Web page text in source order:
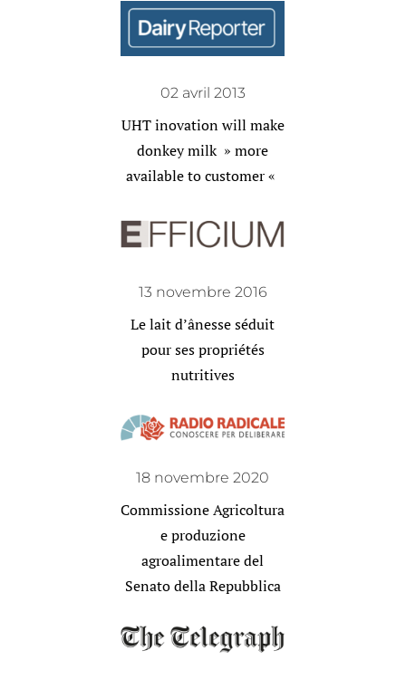
02 avril 2013
UHT inovation will make
donkey milk » more
available to customer «
13 novembre 2016
Le lait d’ânesse séduit
pour ses propriétés
nutritives
18 novembre 2020
Commissione Agricoltura
e produzione
agroalimentare del
Senato della Repubblica